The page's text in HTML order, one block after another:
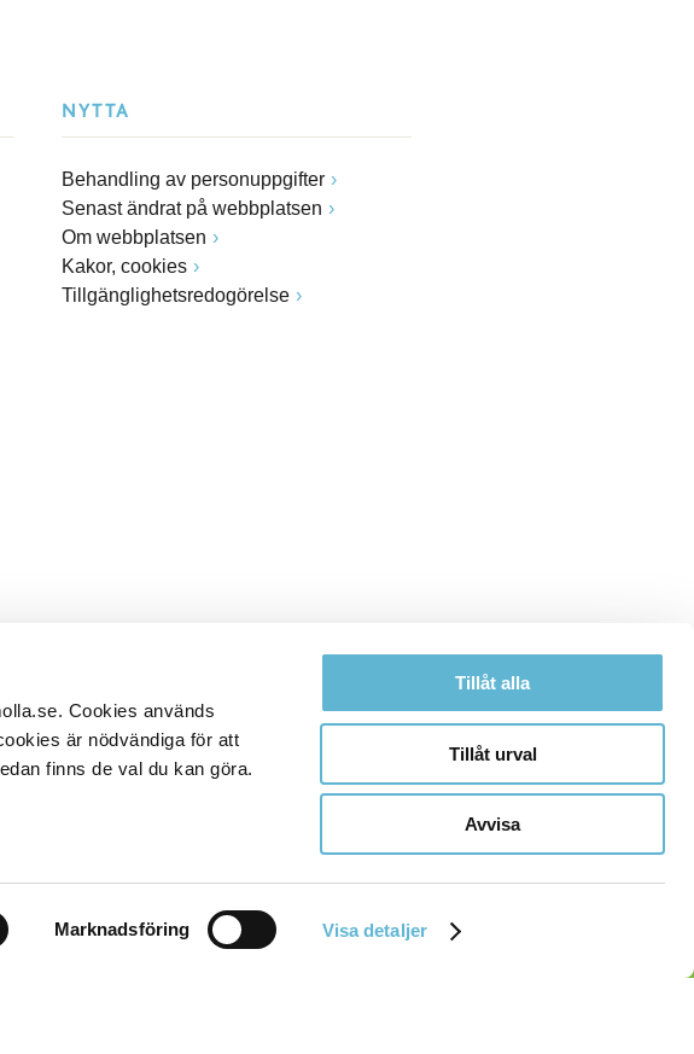
Cookies används
är nödvändiga för att
finns de val du kan göra.
Marknadsföring Visa detaljer
Tillåt alla
Tillåt urval
Avvisa
NYTTA
Behandling av personuppgifter
Senast ändrat på webbplatsen
Om webbplatsen
Kakor, cookies
Tillgänglighetsredogörelse